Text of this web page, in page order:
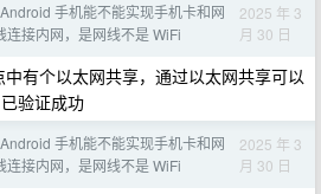
Android 手机能不能实现手机卡和网
接内网，是网线不是 WiFi
2025 年 3
月 30 日
中有个以太网共享，通过以太网共享可以
验证成功
Android 手机能不能实现手机卡和网
接内网，是网线不是 WiFi
2025 年 3
月 30 日